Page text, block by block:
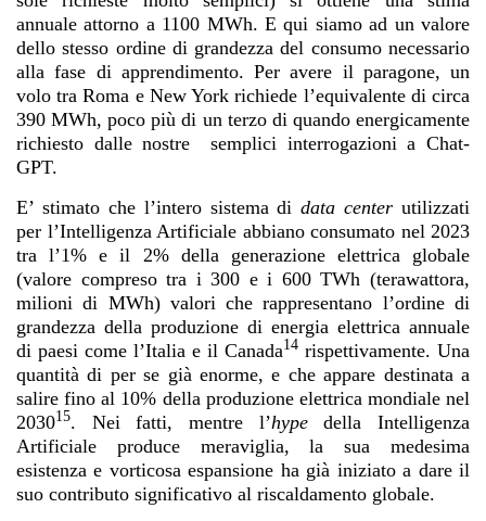
annuale attorno a 1100 MWh. E qui siamo ad un valore
dello stesso ordine di grandezza del consumo necessario
alla fase di apprendimento. Per avere il paragone, un
volo tra Roma e New York richiede l’equivalente di circa
390 MWh, poco più di un terzo di quando energicamente
richiesto dalle nostre semplici interrogazioni a Chat-
GPT.
E’ stimato che l’intero sistema didata center utilizzati
per l’Intelligenza Artificiale abbiano consumato nel 2023
tra l’1% e il 2% della generazione elettrica globale
(valore compreso tra i 300 e i 600 TWh (terawattora,
milioni di MWh) valori che rappresentano l’ordine di
grandezza della produzione di energia elettrica annuale
di paesi come l’Italia e il Canada14 rispettivamente. Una
quantità di per se già enorme, e che appare destinata a
salire fino al 10% della produzione elettrica mondiale nel
203015. Nei fatti, mentre l’hypedella Intelligenza
Artificiale produce meraviglia, la sua medesima
esistenza e vorticosa espansione ha già iniziato a dare il
suo contributo significativo al riscaldamento globale.